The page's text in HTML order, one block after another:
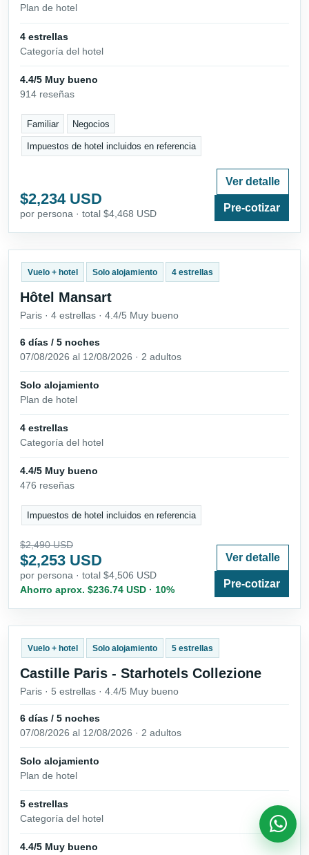
Plan de hotel
4 estrellas
Categoría del hotel
4.4/5 Muy bueno
914 reseñas
Familiar Negocios
Impuestos de hotel incluidos en referencia
$2,234 USD
por persona · total $4,468 USD
Ver detalle
Pre-cotizar
Vuelo + hotel Solo alojamiento 4 estrellas
Hôtel Mansart
Paris · 4 estrellas · 4.4/5 Muy bueno
6 días / 5 noches
07/08/2026 al 12/08/2026 · 2 adultos
Solo alojamiento
Plan de hotel
4 estrellas
Categoría del hotel
4.4/5 Muy bueno
476 reseñas
Impuestos de hotel incluidos en referencia
$2,490 USD
$2,253 USD
por persona · total $4,506 USD
Ahorro aprox. $236.74 USD · 10%
Ver detalle
Pre-cotizar
Vuelo + hotel Solo alojamiento 5 estrellas
Castille Paris - Starhotels Collezione
Paris · 5 estrellas · 4.4/5 Muy bueno
6 días / 5 noches
07/08/2026 al 12/08/2026 · 2 adultos
Solo alojamiento
Plan de hotel
5 estrellas
Categoría del hotel
4.4/5 Muy bueno